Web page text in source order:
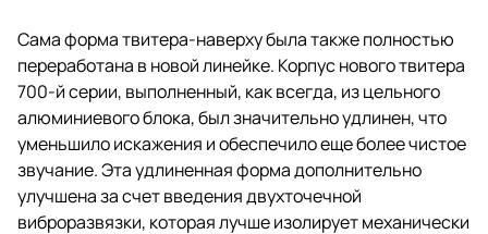
Сама форма твитера-наверху была также полностью
переработана в новой линейке. Корпус нового твитера
700-й серии, выполненный, как всегда, из цельного
алюминиевого блока, был значительно удлинен, что
уменьшило искажения и обеспечило еще более чистое
звучание. Эта удлиненная форма дополнительно
улучшена за счет введения двухточечной
виброразвязки, которая лучше изолирует механически